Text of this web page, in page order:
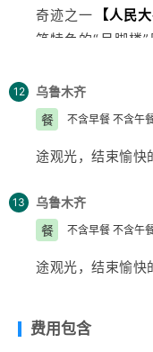
奇迹之一
【人民
筑特色的“吊脚楼
返回乌鲁木齐
12
乌鲁木齐
餐
不含早餐 不含午
途观光，结束愉快
13
乌鲁木齐
餐
不含早餐 不含午
途观光，结束愉快
费用包含